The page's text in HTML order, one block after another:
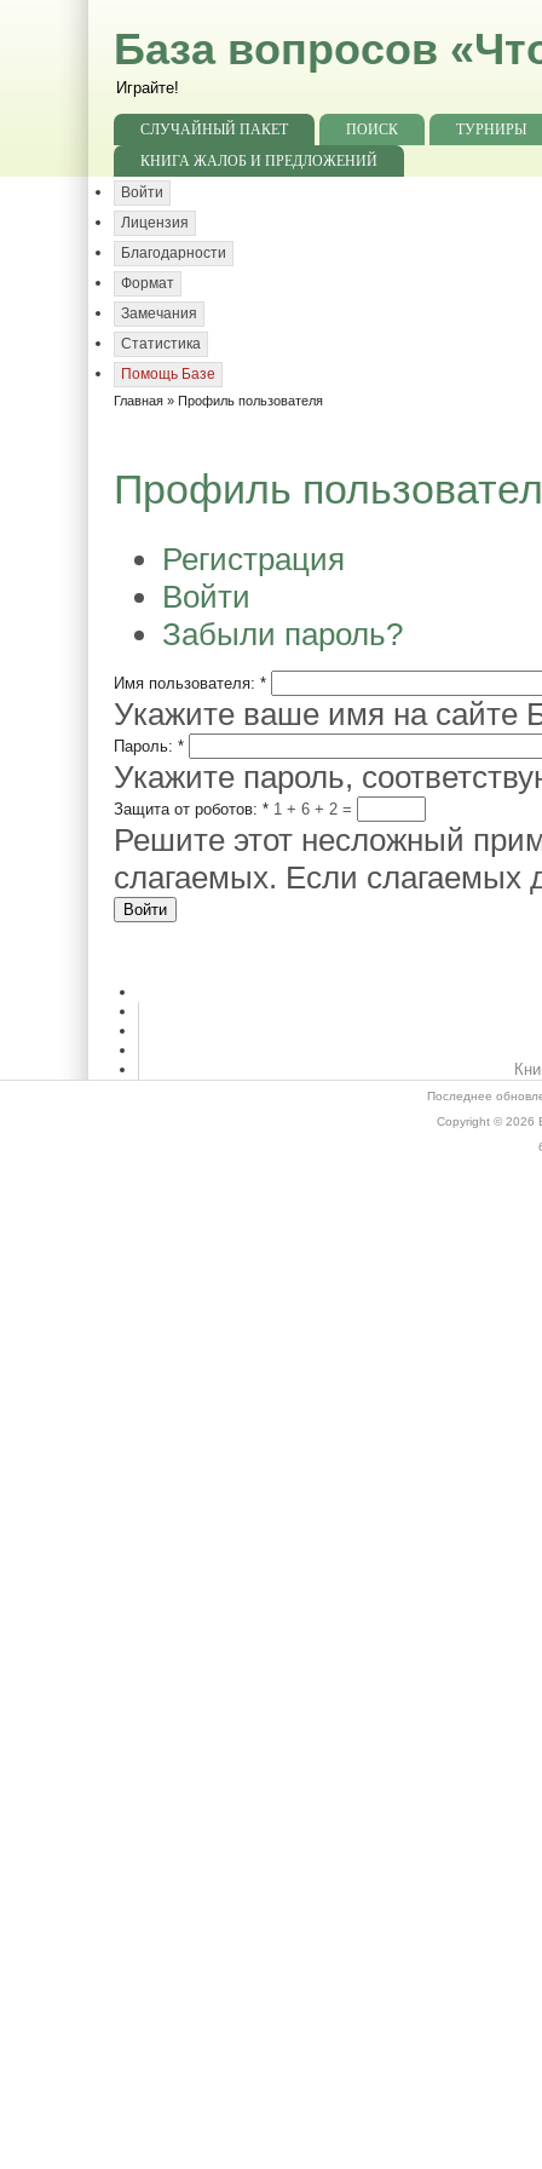
База вопросов
Играйте!
СЛУЧАЙНЫЙ ПАКЕТ ПОИСК
ТУРНИРЫ
КНИГА ЖАЛОБ И ПРЕДЛОЖЕНИЙ
Войти
Лицензия
Благодарности
Формат
Замечания
Статистика
Помощь Базе
Главная » Профиль пользователя
Профиль
Регистрация
Войти
Забыли пароль?
Имя пользователя: *
Укажите ваше имя на сайте
Пароль: *
Укажите пароль,
Защита от роботов: * 1 + 6 =
Решите этот несложный
слагаемых. Если слагаемых
Последнее
Copyright © 2026